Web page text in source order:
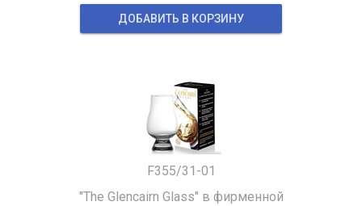
ДОБАВИТЬ В КОРЗИНУ
F355/31-01
"The Glencairn Glass" в фирменной